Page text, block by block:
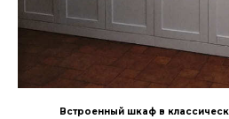
Встроенный шкаф в